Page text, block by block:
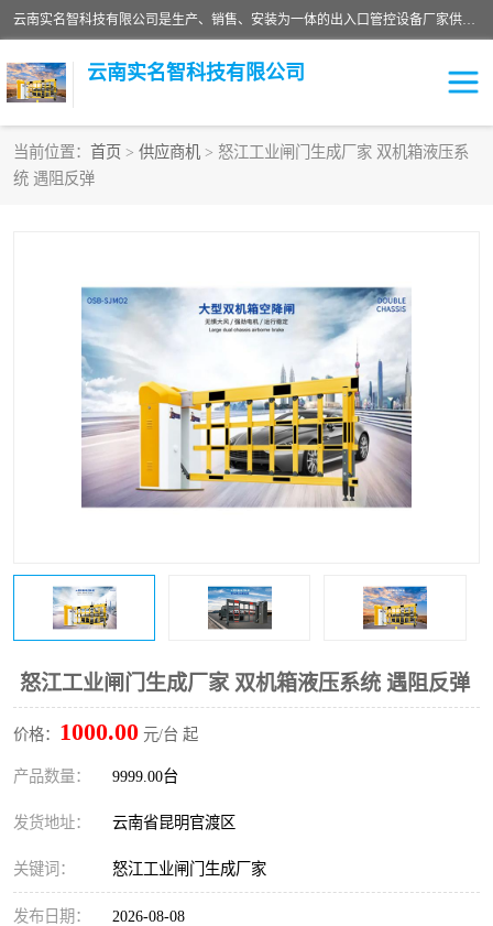
云南实名智科技有限公司是生产、销售、安装为一体的出入口管控设备厂家供应商。主营:电动伸缩门、道闸、广告道闸、重型空降闸、车牌识别、门禁通道、升降柱、岗亭、旗杆等智能设备。主营产品: 电动伸缩门,道闸门禁,车牌识别 生产、销售、安装为一体的出入口管控设备厂家源头供应商。
云南实名智科技有限公司
当前位置： 首页 > 供应商机 > 怒江工业闸门生成厂家 双机箱液压系
统 遇阻反弹
怒江工业闸门生成厂家 双机箱液压系统 遇阻反弹
价格： 1000.00 元/台 起
产品数量： 9999.00台
发货地址： 云南省昆明官渡区
关键词： 怒江工业闸门生成厂家
发布日期： 2026-08-08
车牌识别门系列
升降门系列 通道闸系列
小门系列 伸缩门